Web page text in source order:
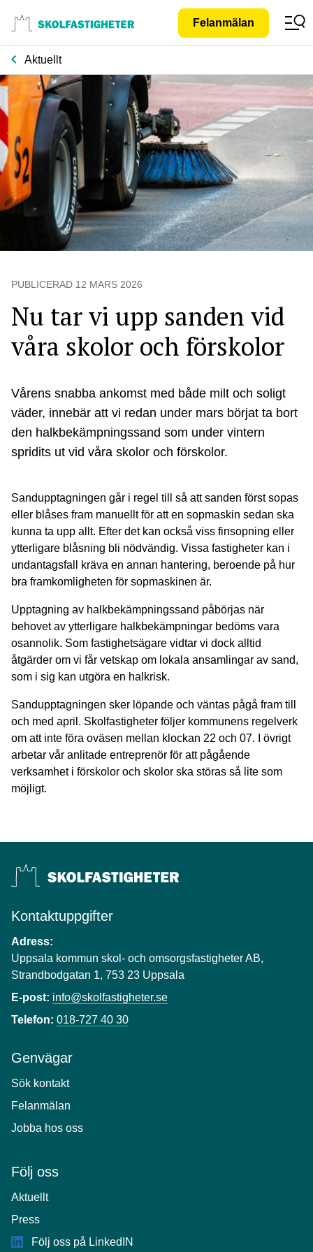
Gå till
innehåll
Felanmälan
Aktuellt
PUBLICERAD 12 MARS 2026
Nu tar vi upp sanden vid
våra skolor och förskolor
Vårens snabba ankomst med både milt och soligt
väder, innebär att vi redan under mars börjat ta bort
den halkbekämpningssand som under vintern
spridits ut vid våra skolor och förskolor.
Sandupptagningen går i regel till så att sanden först sopas
eller blåses fram manuellt för att en sopmaskin sedan ska
kunna ta upp allt. Efter det kan också viss finsopning eller
ytterligare blåsning bli nödvändig. Vissa fastigheter kan i
undantagsfall kräva en annan hantering, beroende på hur
bra framkomligheten för sopmaskinen är.
Upptagning av halkbekämpningssand påbörjas när
behovet av ytterligare halkbekämpningar bedöms vara
osannolik. Som fastighetsägare vidtar vi dock alltid
åtgärder om vi får vetskap om lokala ansamlingar av sand,
som i sig kan utgöra en halkrisk.
Sandupptagningen sker löpande och väntas pågå fram till
och med april. Skolfastigheter följer kommunens regelverk
om att inte föra oväsen mellan klockan 22 och 07. I övrigt
arbetar vår anlitade entreprenör för att pågående
verksamhet i förskolor och skolor ska störas så lite som
möjligt.
Kontaktuppgifter
Adress:
Uppsala kommun skol- och omsorgsfastigheter AB,
Strandbodgatan 1, 753 23 Uppsala
E-post: info@skolfastigheter.se
Telefon: 018-727 40 30
Genvägar
Sök kontakt
Felanmälan
Jobba hos oss
Följ oss
Aktuellt
Press
Följ oss på LinkedIN